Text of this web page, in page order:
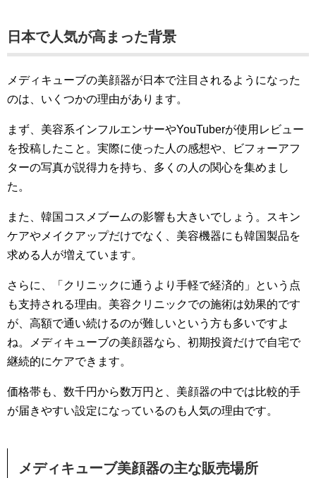
日本で人気が高まった背景
メディキューブの美顔器が日本で注目されるようになった
のは、いくつかの理由があります。
まず、美容系インフルエンサーやYouTuberが使用レビュー
を投稿したこと。実際に使った人の感想や、ビフォーアフ
ターの写真が説得力を持ち、多くの人の関心を集めまし
た。
また、韓国コスメブームの影響も大きいでしょう。スキン
ケアやメイクアップだけでなく、美容機器にも韓国製品を
求める人が増えています。
さらに、「クリニックに通うより手軽で経済的」という点
も支持される理由。美容クリニックでの施術は効果的です
が、高額で通い続けるのが難しいという方も多いですよ
ね。メディキューブの美顔器なら、初期投資だけで自宅で
継続的にケアできます。
価格帯も、数千円から数万円と、美顔器の中では比較的手
が届きやすい設定になっているのも人気の理由です。
メディキューブ美顔器の主な販売場所